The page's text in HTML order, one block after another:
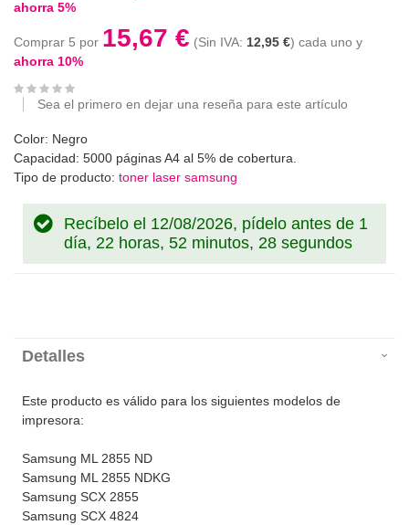
ahorra 5%
Comprar 5 por 15,67 € 12,95 € cada uno y
ahorra 10%
Sea el primero en dejar una reseña para este artículo
Color: Negro
Capacidad: 5000 páginas A4 al 5% de cobertura.
Tipo de producto: toner laser samsung
Recíbelo el 12/08/2026, pídelo antes de 1
día, 22 horas, 52 minutos, 28 segundos
Detalles
Este producto es válido para los siguientes modelos de
impresora:
Samsung ML 2855 ND
Samsung ML 2855 NDKG
Samsung SCX 2855
Samsung SCX 4824